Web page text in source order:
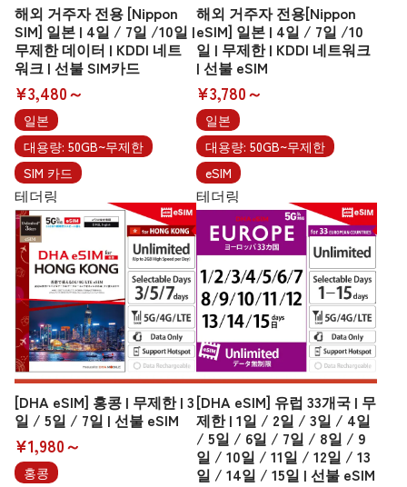
해외 거주자 전용 [Nippon
SIM] 일본 | 4일 / 7일 /10일 |
무제한 데이터 | KDDI 네트
워크 | 선불 SIM카드
¥3,480～
일본
대용량: 50GB~무제한
SIM 카드
테더링
해외 거주자 전용[Nippon
eSIM] 일본 | 4일 / 7일 /10
일 | 무제한 | KDDI 네트워크
| 선불 eSIM
¥3,780～
일본
대용량: 50GB~무제한
eSIM
테더링
[DHA eSIM] 홍콩 | 무제한 | 3
일 / 5일 / 7일 | 선불 eSIM
¥1,980～
홍콩
[DHA eSIM] 유럽 33개국 | 무
제한 | 1일 / 2일 / 3일 / 4일
/ 5일 / 6일 / 7일 / 8일 / 9
일 / 10일 / 11일 / 12일 / 13
일 / 14일 / 15일 | 선불 eSIM